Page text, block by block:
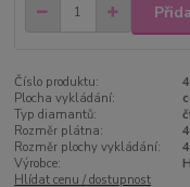
Číslo produktu:
Plocha vykládání:
Typ diamantů:
Rozměr plátna:
Rozměr plochy vykládání:
Výrobce:
Hlídat cenu / dostupnost